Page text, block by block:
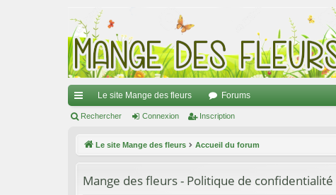
ac
Le site Mange des fleurs Forums
Rechercher Connexion Inscription
Le site Mange des fleurs Accueil du forum
Mange des fleurs - Politique de confidentialité